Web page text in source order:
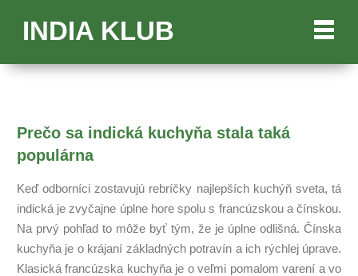
INDIA KLUB
Prečo sa indická kuchyňa stala taká
populárna
Keď odborníci zostavujú rebríčky najlepších kuchýň sveta, tá
indická je zvyčajne úplne hore spolu s francúzskou a čínskou.
Na prvý pohľad to môže byť tým, že je úplne odlišná. Čínska
kuchyňa je o krájaní základných potravín a ich rýchlej úprave.
Klasická francúzska kuchyňa je o veľmi pomalom varení a vo